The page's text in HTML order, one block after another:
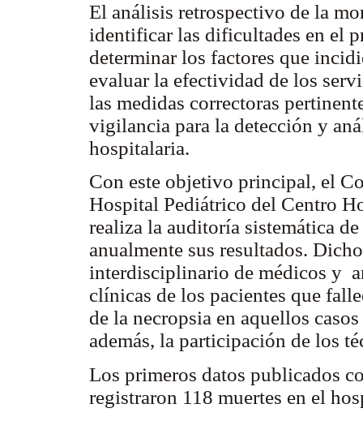
El análisis retrospectivo de la
identificar las dificultades en el
determinar los factores que
evaluar la efectividad de los
las medidas correctoras
vigilancia para la detección y
hospitalaria.
Con este objetivo principal, el
Hospital Pediátrico del Centro
realiza la auditoría sistemática
anualmente sus resultados.
interdisciplinario de médicos y
clínicas de los pacientes que
de la necropsia en aquellos
además, la participación de los
Los primeros datos publicados
registraron 118 muertes en el